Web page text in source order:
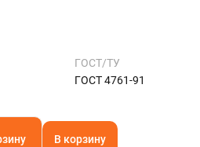
ГОСТ/ТУ
ГОСТ 4761-91
В корзину